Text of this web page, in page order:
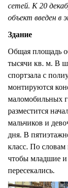
сетей. К 20
объект введен в
Здание
Общая площадь
тысячи кв. м. В
спортзала с
монтируются
маломобильных
разместится
мальчиков и
дня. В
класс. По словам
чтобы младшие
пересекались.